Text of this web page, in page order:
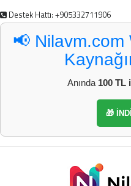
Destek Hattı: +905332711906
📢
Anında 100 TL
🎁